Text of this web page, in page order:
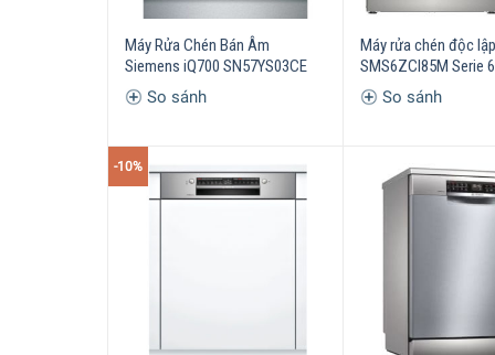
Máy Rửa Chén Bán Âm
Siemens iQ700 SN57YS03CE
So sánh
Máy rửa chén độc
SMS6ZCI85M Serie 6
So sánh
-10%